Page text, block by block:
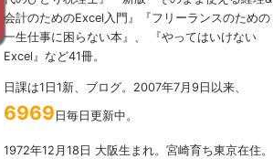
会計のためのExcel入門』『フリーランスのための
一生仕事に困らない本』、 『やってはいけない
Excel』など41冊。
日課は1日1新、ブログ。2007年7月9日以来、
6969 日毎日更新中。
1972年12月18日 大阪生まれ。宮崎育ち東京在住。